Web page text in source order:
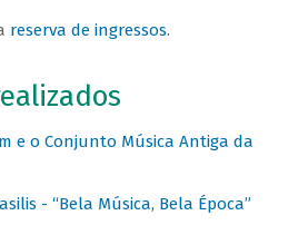
reserva de ingressos.
e o Conjunto Música Antiga da
- “Bela Música, Bela Época”